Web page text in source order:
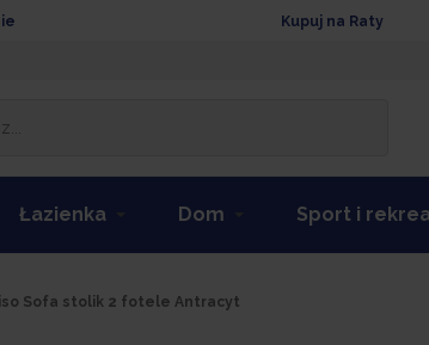
Kupuj na Raty
Łazienka Dom Sport i
Sofa stolik 2 fotele Antracyt